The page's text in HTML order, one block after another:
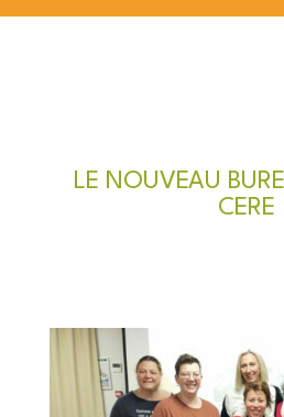
LE NOUVEAU
CERE